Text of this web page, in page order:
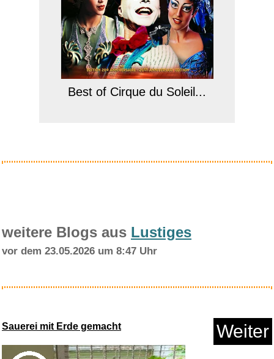
Best of Cirque du Soleil...
weitere Blogs aus Lustiges
vor dem 23.05.2026 um 8:47 Uhr
Sauerei mit Erde gemacht Weiter